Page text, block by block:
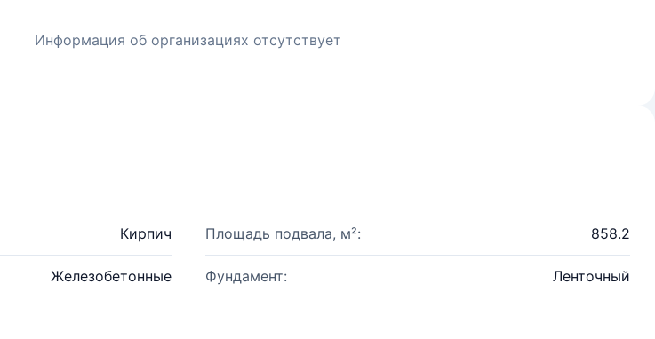
Информация об организациях отсутствует
Кирпич Площадь подвала, м²: 858.2
Железобетонные Фундамент: Ленточный